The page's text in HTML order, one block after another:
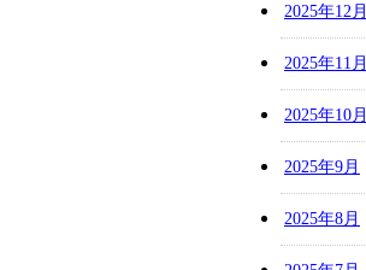
2025年12月
2025年11月
2025年10月
2025年9月
2025年8月